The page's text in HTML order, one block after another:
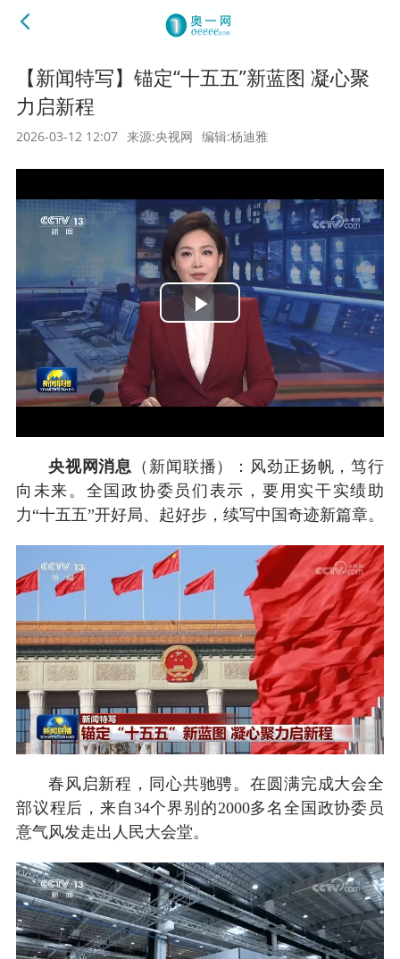
【新闻特写】锚定“十五五”新蓝图 凝心聚
力启新程
2026-03-12 12:07 来源:央视网 编辑:杨迪雅
Play
Video
央视网消息
（新闻联播）：风劲正扬帆，笃行
向未来。全国政协委员们表示，要用实干实绩助
力“十五五”开好局、起好步，续写中国奇迹新篇章。
春风启新程，同心共驰骋。在圆满完成大会全
部议程后，来自34个界别的2000多名全国政协委员
意气风发走出人民大会堂。